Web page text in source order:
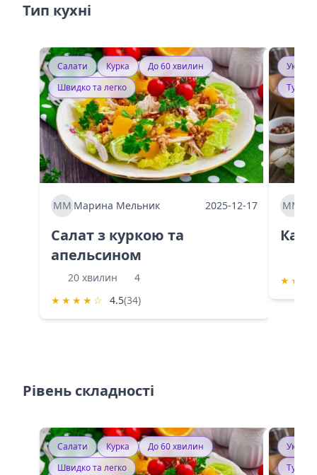
Тип кухні
Салати Курка
До 60 хвилин
Швидко та легко
ММ Марина Мельник 2025-12-17
Салат з куркою та
апельсином
20 хвилин
4
★ ★ ★ ★ ☆ 4.5(34)
ММ
★ ★
Рівень складності
Салати Курка
До 60 хвилин
Швидко та легко